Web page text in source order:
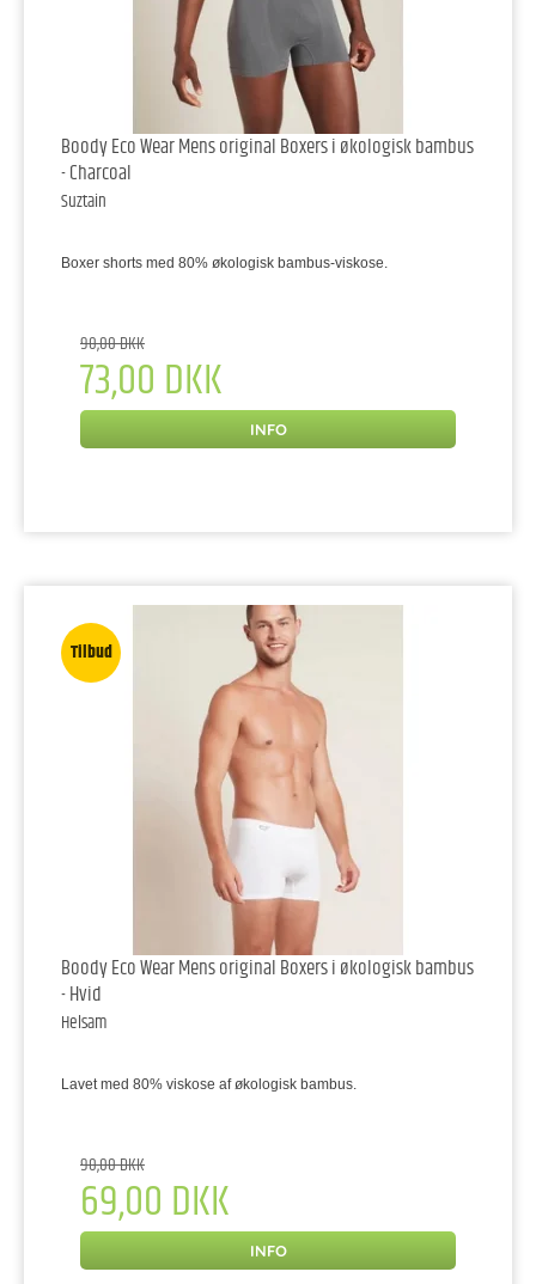
Boody Eco Wear Mens original Boxers i økologisk bambus
- Charcoal
Suztain
Boxer shorts med 80% økologisk bambus-viskose.
90,00 DKK
73,00 DKK
INFO
Tilbud
Boody Eco Wear Mens original Boxers i økologisk bambus
- Hvid
Helsam
Lavet med 80% viskose af økologisk bambus.
90,00 DKK
69,00 DKK
INFO